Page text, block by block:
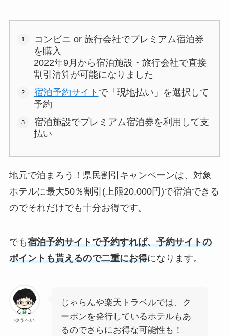
コンビニ or 旅行会社でプレミアム宿泊券
を購入
2022年9月から宿泊施設・旅行会社で直接
割引清算が可能になりました
宿泊予約サイト で「現地払い」を選択して
予約
宿泊施設でプレミアム宿泊券を利用して支
払い
地元で泊まろう！県民割引キャンペーンは、対象
ホテルに最大50％割引(上限20,000円)で宿泊できる
のでそれだけでも十分お得です。
でも宿泊予約サイトで予約すれば、予約サイトの
ポイントも貰えるので二重にお得になります。
ゆうへい
じゃらんや楽天トラベルでは、ク
ーポンを発行しているホテルもあ
るのでさらにお得な可能性も！